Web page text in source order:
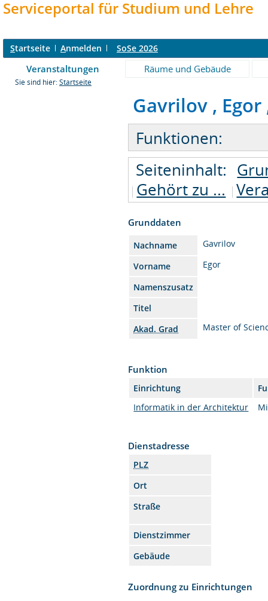
Serviceportal für Studium und Lehre
Startseite Anmelden SoSe 2026
Veranstaltungen Räume und Gebäude
Sie sind hier: Startseite
Gavrilov ,
Funktionen:
Seiteninhalt:
Gehört zu ...
Grunddaten
Nachname
Gavrilov
Vorname
Egor
Namenszusatz
Titel
Akad. Grad
Master of
Funktion
Einrichtung
Informatik in der Architektur
Dienstadresse
PLZ
Ort
Straße
Dienstzimmer
Gebäude
Zuordnung zu Einrichtungen